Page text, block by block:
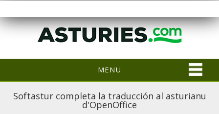
MENU
Softastur completa la traducción al asturianu
d'OpenOffice